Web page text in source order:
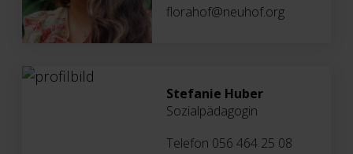
florahof@neuhof.org
Stefanie Huber
Sozialpädagogin
Telefon 056 464 25 08